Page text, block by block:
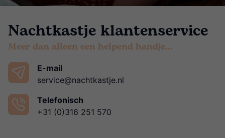
Nachtkastje klantenservice
Meer dan alleen een helpend handje…
E-mail
service@nachtkastje.nl
Telefonisch
+31 (0)316 251 570